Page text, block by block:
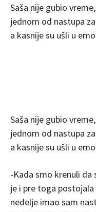
Saša nije gubio
jednom od nastupa
a kasnije su ušli u
Saša nije gubio
jednom od nastupa
a kasnije su ušli u
-Kada smo krenuli da
je i pre toga
nedelje imao sam